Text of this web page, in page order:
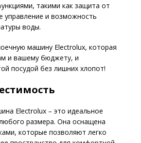
такими как защита от
управление и возможность
воды.
машину Electrolux, которая
и вашему бюджету, и
посудой без лишних хлопот!
Electrolux – это идеальное
размера. Она оснащена
которые позволяют легко